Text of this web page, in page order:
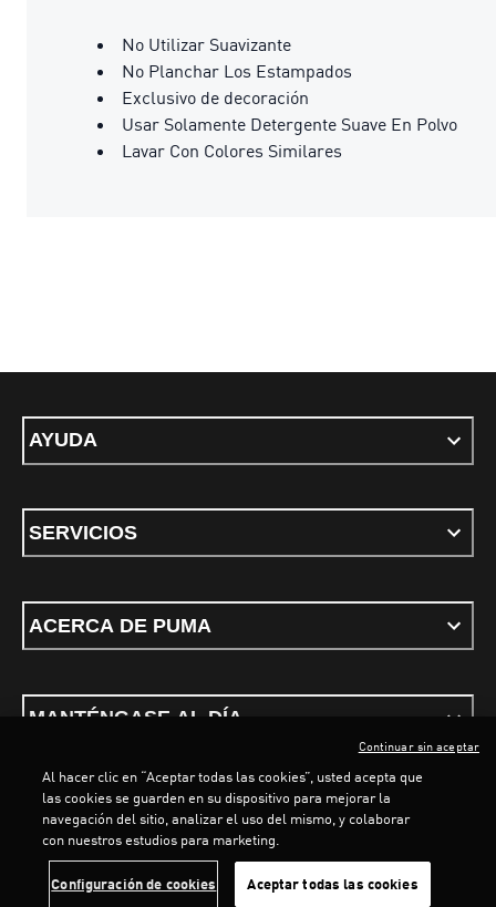
No Utilizar Suavizante
No Planchar Los Estampados
Exclusivo de decoración
Usar Solamente Detergente Suave En Polvo
Lavar Con Colores Similares
AYUDA
SERVICIOS
ACERCA DE PUMA
MANTÉNGASE AL DÍA
Términos y CondicionesPolítica de privacidad
PUMA, 2026. Todos los derechos reservados
Al hacer clic en “Aceptar todas las cookies”, usted acepta que
las cookies se guarden en su dispositivo para mejorar la
navegación del sitio, analizar el uso del mismo, y colaborar
con nuestros estudios para marketing.
Configuración de cookies Aceptar todas las cookies
Continuar sin aceptar